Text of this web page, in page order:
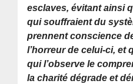
esclaves, évitant ainsi
qui souffraient du
prennent conscience
l’horreur de celui-ci, et
qui l’observe le
la charité dégrade et